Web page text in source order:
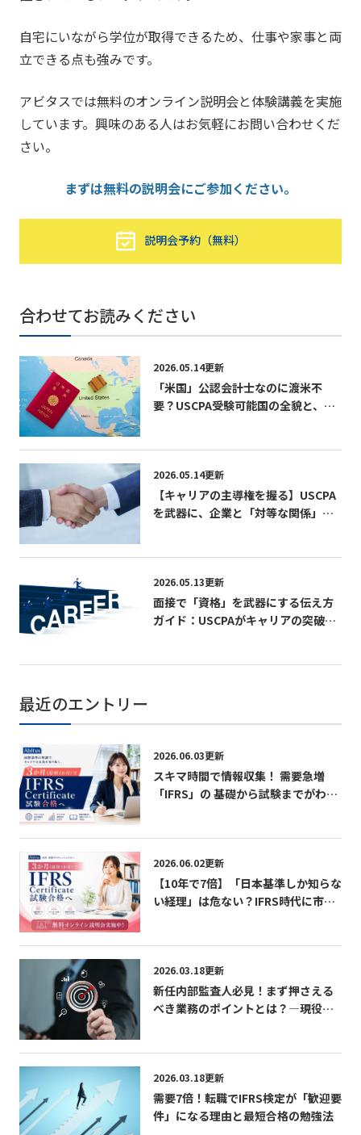
自宅にいながら学位が取得できるため、仕事や家事と両
立できる点も強みです。
アビタスでは無料のオンライン説明会と体験講義を実施
しています。興味のある人はお気軽にお問い合わせくだ
さい。
まずは無料の説明会にご参加ください。
説明会予約（無料）
合わせてお読みください
2026.05.14更新
「米国」公認会計士なのに渡米不
要？USCPA受験可能国の全貌と、働
2026.05.14更新
【キャリアの主導権を握る】USCPA
を武器に、企業と「対等な関係」で
2026.05.13更新
面接で「資格」を武器にする伝え方
ガイド：USCPAがキャリアの突破口
最近のエントリー
2026.06.03更新
スキマ時間で情報収集！ 需要急増
「IFRS」の 基礎から試験までがわか
2026.06.02更新
【10年で7倍】「日本基準しか知らな
い経理」は危ない？IFRS時代に市場
2026.03.18更新
新任内部監査人必見！まず押さえる
べき業務のポイントとは？―現役内
2026.03.18更新
需要7倍！転職でIFRS検定が「歓迎要
件」になる理由と最短合格の勉強法